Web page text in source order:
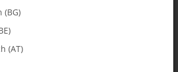
01
Combos
4mm / Conversion Kit (0169)
(BG)
(AT)